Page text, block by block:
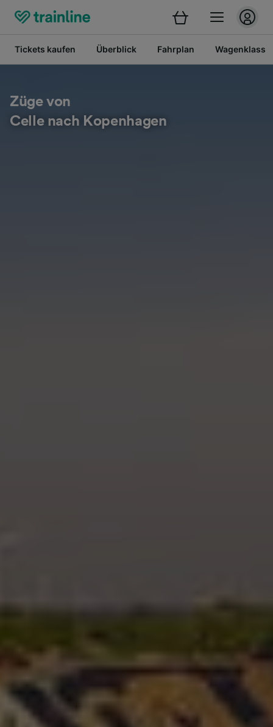
Tickets kaufen Überblick Fahrplan
Züge von
Celle nach Kopenhagen